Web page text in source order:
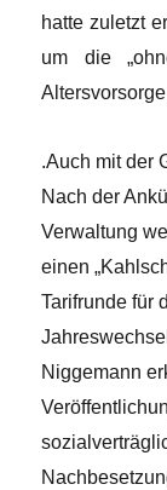
hatte zuletzt
um die
.Auch mit der
Nach der
Verwaltung
einen
Tarifrunde für
Niggemann